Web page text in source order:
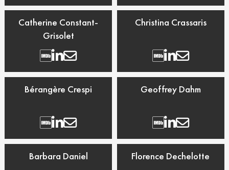
Catherine Constant-
Grisolet
Christina Crassaris
Bérangère Crespi Geoffrey Dahm
Barbara Daniel Florence Dechelotte